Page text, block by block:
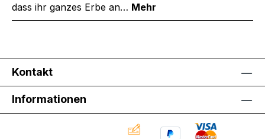
dass ihr ganzes Erbe an… Mehr
Kontakt
Informationen